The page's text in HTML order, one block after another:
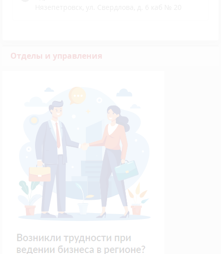
Отделы и управления